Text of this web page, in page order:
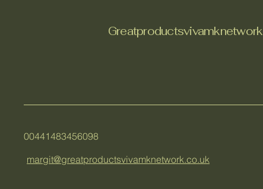
Greatproductsvivamknetwork
00441483456098
margit@greatproductsvivamknetwork.co.uk